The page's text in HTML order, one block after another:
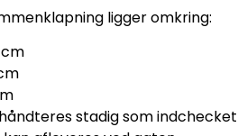
ligger omkring:
stadig som indchecket